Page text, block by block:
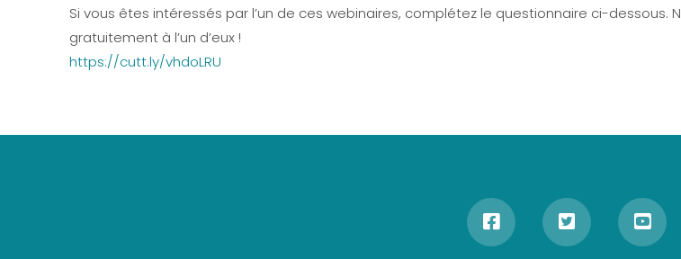
Si vous êtes intéressés par l’un de ces webinaires, complétez le questionnaire ci-
gratuitement à l’un d’eux !
https://cutt.ly/vhdoLRU